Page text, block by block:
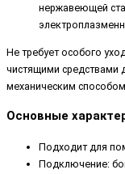
нержавеющей
Не требует особого
чистящими средствами
механическим
Основные
Подходит для
Подключение: